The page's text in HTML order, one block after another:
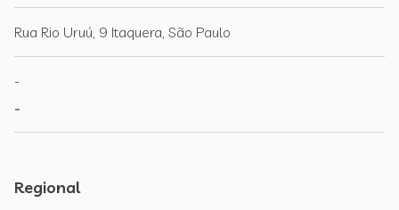
Rua Rio Uruú, 9 Itaquera, São Paulo
-
-
Regional